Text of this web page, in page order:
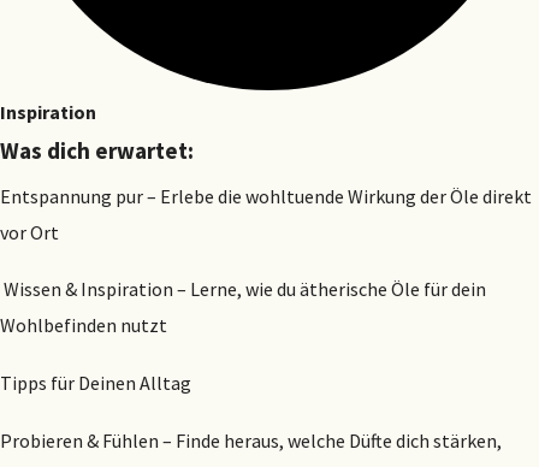
Inspiration
Was dich erwartet:
Entspannung pur – Erlebe die wohltuende Wirkung der Öle direkt
vor Ort
Wissen & Inspiration – Lerne, wie du ätherische Öle für dein
Wohlbefinden nutzt
Tipps für Deinen Alltag
Probieren & Fühlen – Finde heraus, welche Düfte dich stärken,